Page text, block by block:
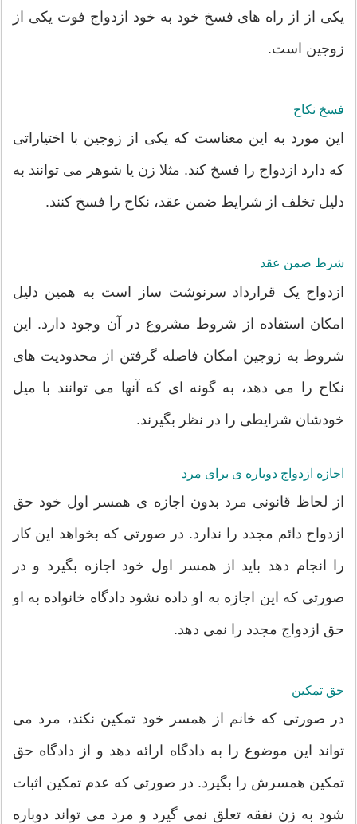
یکی از از راه های فسخ خود به خود ازدواج فوت یکی از
زوجین است.
فسخ نکاح
این مورد به این معناست که یکی از زوجین با اختیاراتی
که دارد ازدواج را فسخ کند. مثلا زن یا شوهر می توانند به
دلیل تخلف از شرایط ضمن عقد، نکاح را فسخ کنند.
شرط ضمن عقد
ازدواج یک قرارداد سرنوشت ساز است به همین دلیل
امکان استفاده از شروط مشروع در آن وجود دارد. این
شروط به زوجین امکان فاصله گرفتن از محدودیت های
نکاح را می دهد، به گونه ای که آنها می توانند با میل
خودشان شرایطی را در نظر بگیرند.
اجازه ازدواج دوباره ی برای مرد
از لحاظ قانونی مرد بدون اجازه ی همسر اول خود حق
ازدواج دائم مجدد را ندارد. در صورتی که بخواهد این کار
را انجام دهد باید از همسر اول خود اجازه بگیرد و در
صورتی که این اجازه به او داده نشود دادگاه خانواده به او
حق ازدواج مجدد را نمی دهد.
حق تمکین
در صورتی که خانم از همسر خود تمکین نکند، مرد می
تواند این موضوع را به دادگاه ارائه دهد و از دادگاه حق
تمکین همسرش را بگیرد. در صورتی که عدم تمکین اثبات
شود به زن نفقه تعلق نمی گیرد و مرد می تواند دوباره